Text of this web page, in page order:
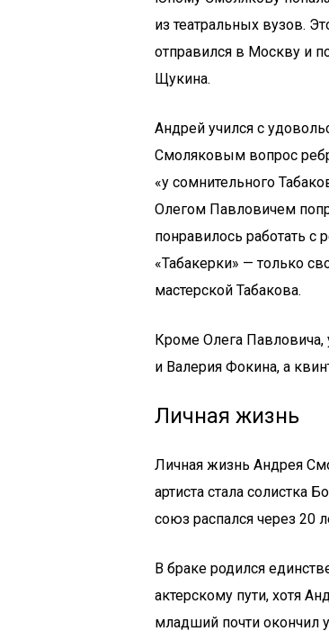
из театральных вузов.
отправился в Москву и
Щукина.
Андрей учился с
Смоляковым вопрос
«у сомнительного
Олегом Павловичем
понравилось работать
«Табакерки» — только
мастерской Табакова.
Кроме Олега Павловича,
и Валерия Фокина, а
Личная жизнь
Личная жизнь Андрея
артиста стала солистка
союз распался через 20
В браке родился
актерскому пути, хотя
младший почти окончил